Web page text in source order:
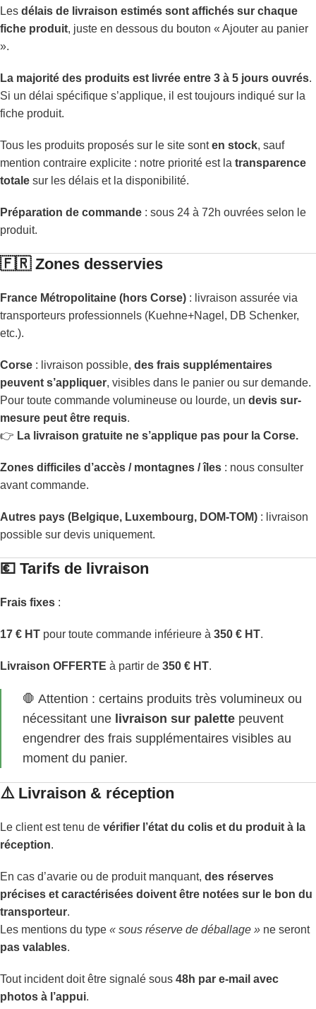
Les délais de livraison estimés sont affichés sur chaque
fiche produit, juste en dessous du bouton « Ajouter au panier
».
La majorité des produits est livrée entre 3 à 5 jours ouvrés.
Si un délai spécifique s’applique, il est toujours indiqué sur la
fiche produit.
Tous les produits proposés sur le site sonten stock, sauf
mention contraire explicite : notre priorité est la transparence
totale sur les délais et la disponibilité.
Préparation de commande : sous 24 à 72h ouvrées selon le
produit.
🇫🇷 Zones desservies
France Métropolitaine (hors Corse) : livraison assurée via
transporteurs professionnels (Kuehne+Nagel, DB Schenker,
etc.).
Corse : livraison possible, des frais supplémentaires
peuvent s’appliquer, visibles dans le panier ou sur demande.
Pour toute commande volumineuse ou lourde, un devis sur-
mesure peut être requis.
👉 La livraison gratuite ne s’applique pas pour la Corse.
Zones difficiles d’accès / montagnes / îles : nous consulter
avant commande.
Autres pays (Belgique, Luxembourg, DOM-TOM) : livraison
possible sur devis uniquement.
💶 Tarifs de livraison
Frais fixes :
17 € HT pour toute commande inférieure à 350 € HT.
Livraison OFFERTE à partir de 350 € HT.
🛑 Attention : certains produits très volumineux ou
nécessitant une livraison sur palette peuvent
engendrer des frais supplémentaires visibles au
moment du panier.
⚠️ Livraison & réception
Le client est tenu de vérifier l’état du colis et du produit à la
réception.
En cas d’avarie ou de produit manquant, des réserves
précises et caractérisées doivent être notées sur le bon du
transporteur.
Les mentions du type « sous réserve de déballage » ne seront
pas valables.
Tout incident doit être signalé sous 48h par e-mail avec
photos à l’appui.